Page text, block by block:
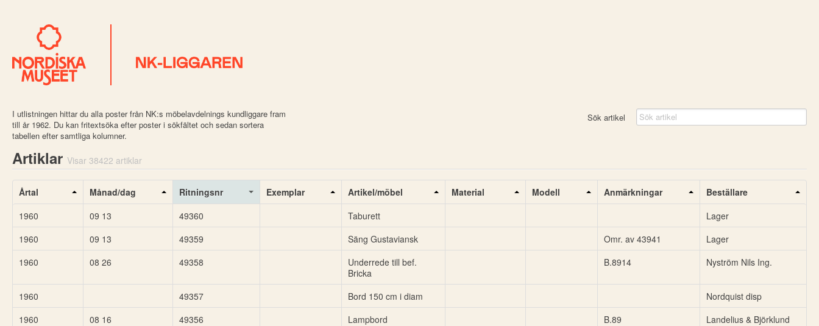
I utlistningen hittar du alla poster från NK:s möbelavdelnings kundliggare fram
till år 1962. Du kan fritextsöka efter poster i sökfältet och sedan sortera
tabellen efter samtliga kolumner.
Sök artikel
Artiklar Visar 38422 artiklar
Årtal Månad/dag Ritningsnr Exemplar Artikel/möbel Material Modell Anmärkningar
Beställare
1960
09 13 49360 Taburett
Lager
1960
09 13 49359 Säng Gustaviansk Omr. av 43941
Lager
1960
08 26 49358
Underrede till bef.
Bricka
B.8914 Nyström Nils Ing.
1960 49357 Bord 150 cm i diam
Nordquist disp
1960
08 16 49356 Lampbord B.89
Landelius & Björklund